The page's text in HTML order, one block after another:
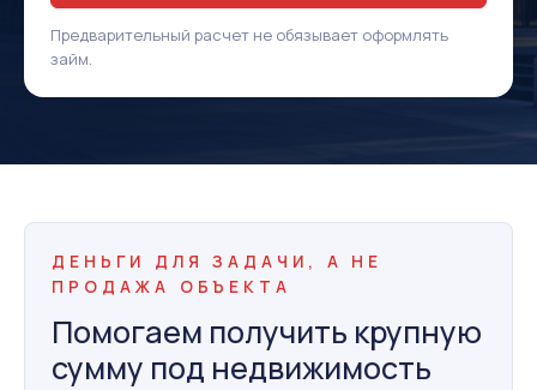
Предварительный расчет не обязывает оформлять
займ.
ДЕНЬГИ ДЛЯ ЗАДАЧИ, А НЕ
ПРОДАЖА ОБЪЕКТА
Помогаем получить крупную
сумму под недвижимость